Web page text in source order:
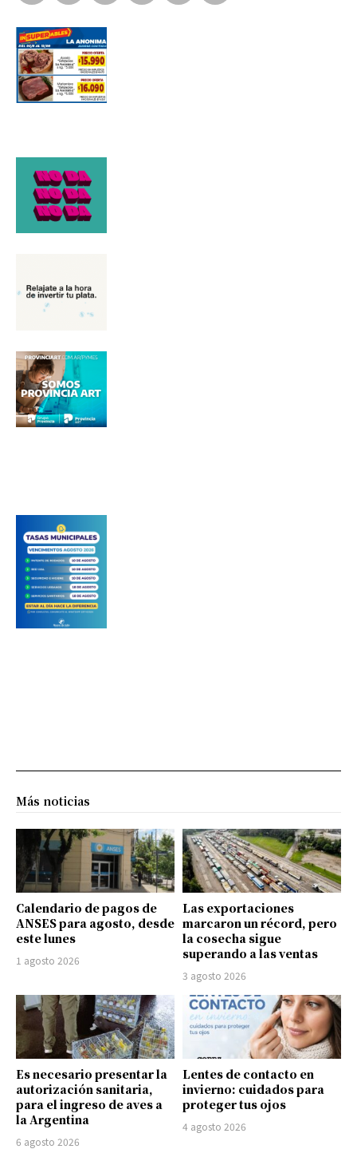
Más noticias
Calendario de pagos de
ANSES para agosto, desde
este lunes
1 agosto 2026
Las exportaciones
marcaron un récord, pero
la cosecha sigue
superando a las ventas
3 agosto 2026
Es necesario presentar la
autorización sanitaria,
para el ingreso de aves a
la Argentina
6 agosto 2026
Lentes de contacto en
invierno: cuidados para
proteger tus ojos
4 agosto 2026